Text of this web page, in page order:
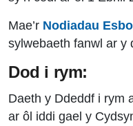
Mae’r Nodiadau
sylwebaeth fanwl ar y
Dod i rym:
Daeth y Ddeddf i rym
ar ôl iddi gael y